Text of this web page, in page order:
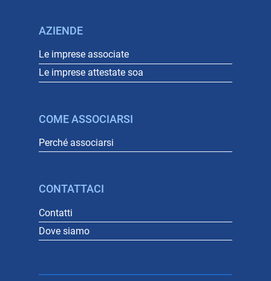
AZIENDE
Le imprese associate
Le imprese attestate soa
COME ASSOCIARSI
Perché associarsi
CONTATTACI
Contatti
Dove siamo